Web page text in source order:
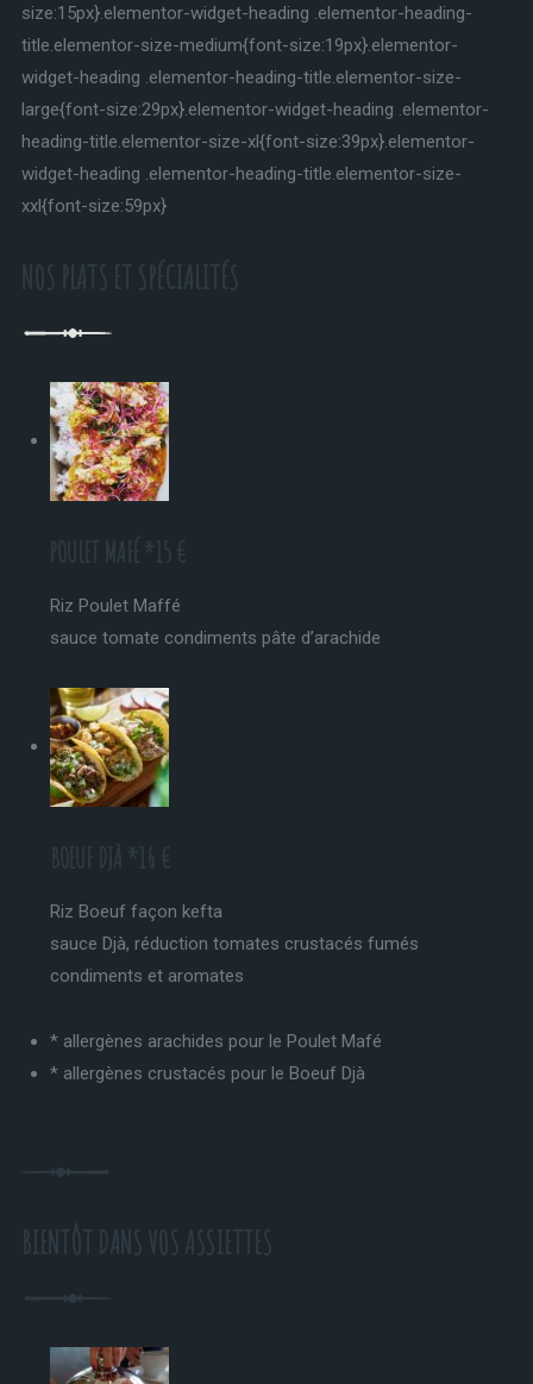
size:15px}.elementor-widget-heading .elementor-heading-
title.elementor-size-medium{font-size:19px}.elementor-
widget-heading .elementor-heading-title.elementor-size-
large{font-size:29px}.elementor-widget-heading .elementor-
heading-title.elementor-size-xl{font-size:39px}.elementor-
widget-heading .elementor-heading-title.elementor-size-
xxl{font-size:59px}
NOS PLATS ET SPÉCIALITÉS
POULET MAFÉ *15 €
Riz Poulet Maffé
sauce tomate condiments pâte d’arachide
BOEUF DJÀ *16 €
Riz Boeuf façon kefta
sauce Djà, réduction tomates crustacés fumés
condiments et aromates
* allergènes arachides pour le Poulet Mafé
* allergènes crustacés pour le Boeuf Djà
BIENTÔT DANS VOS ASSIETTES